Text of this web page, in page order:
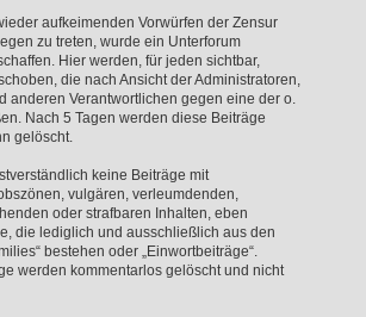
aufkeimenden Vorwürfen der Zensur
zu treten, wurde ein Unterforum
Hier werden, für jeden sichtbar,
die nach Ansicht der Administratoren,
anderen Verantwortlichen gegen eine der o.
Nach 5 Tagen werden diese Beiträge
gelöscht.
keine Beiträge mit
vulgären, verleumdenden,
oder strafbaren Inhalten, eben
die lediglich und ausschließlich aus den
bestehen oder „Einwortbeiträge“.
werden kommentarlos gelöscht und nicht